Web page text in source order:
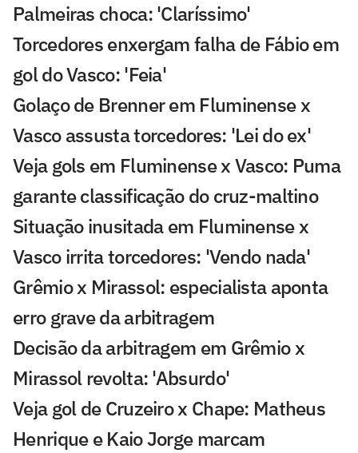
Palmeiras choca: 'Claríssimo'
Torcedores enxergam falha de Fábio em
gol do Vasco: 'Feia'
Golaço de Brenner em Fluminense x
Vasco assusta torcedores: 'Lei do ex'
Veja gols em Fluminense x Vasco: Puma
garante classificação do cruz-maltino
Situação inusitada em Fluminense x
Vasco irrita torcedores: 'Vendo nada'
Grêmio x Mirassol: especialista aponta
erro grave da arbitragem
Decisão da arbitragem em Grêmio x
Mirassol revolta: 'Absurdo'
Veja gol de Cruzeiro x Chape: Matheus
Henrique e Kaio Jorge marcam